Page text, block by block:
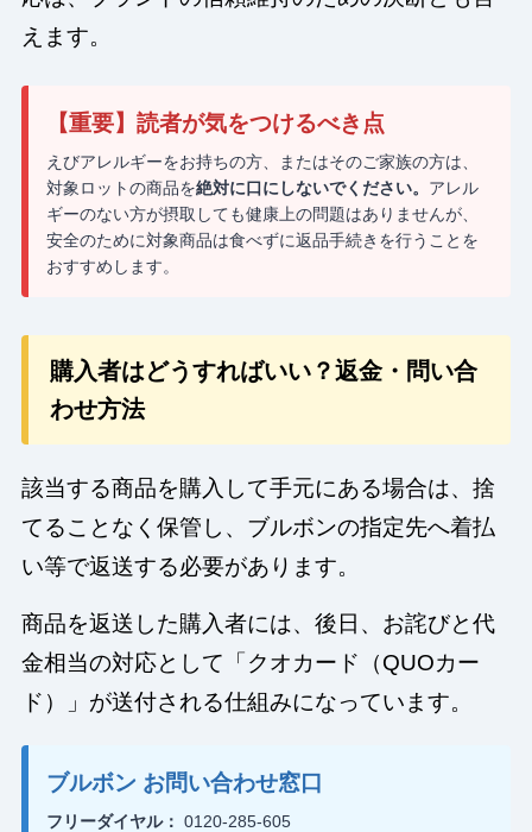
えます。
【重要】読者が気をつけるべき点
えびアレルギーをお持ちの方、またはそのご家族の方は、
対象ロットの商品を絶対に口にしないでください。 アレル
ギーのない方が摂取しても健康上の問題はありませんが、
安全のために対象商品は食べずに返品手続きを行うことを
おすすめします。
購入者はどうすればいい？返金・問い合
わせ方法
該当する商品を購入して手元にある場合は、捨
てることなく保管し、ブルボンの指定先へ着払
い等で返送する必要があります。
商品を返送した購入者には、後日、お詫びと代
金相当の対応として「クオカード（QUOカー
ド）」が送付される仕組みになっています。
ブルボン お問い合わせ窓口
フリーダイヤル： 0120-285-605